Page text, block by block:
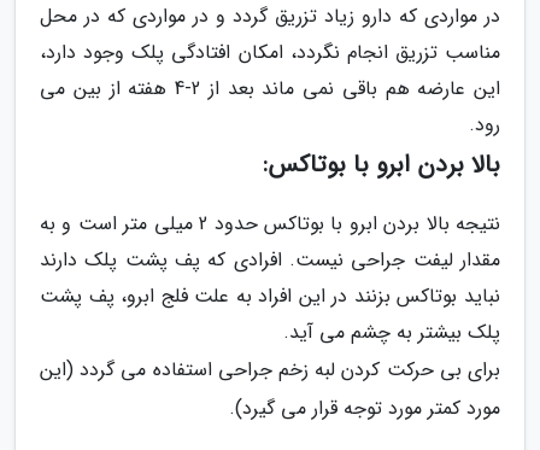
در مواردى که دارو زیاد تزریق گردد و در مواردى که در محل
مناسب تزریق انجام نگردد، امکان افتادگى پلک وجود دارد،
این عارضه هم باقى نمى ماند بعد از 2-4 هفته از بین می
رود.
بالا بردن ابرو با بوتاکس:
نتیجه بالا بردن ابرو با بوتاکس حدود 2 میلى متر است و به
مقدار لیفت جراحى نیست. افرادى که پف پشت پلک دارند
نباید بوتاکس بزنند در این افراد به علت فلج ابرو، پف پشت
پلک بیشتر به چشم می آید.
براى بى حرکت کردن لبه زخم جراحى استفاده می گردد (این
مورد کمتر مورد توجه قرار می گیرد).